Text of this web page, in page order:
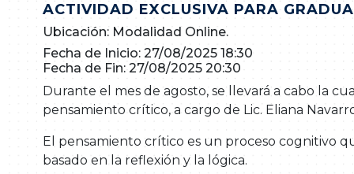
ACTIVIDAD EXCLUSIVA PARA
Ubicación: Modalidad Online.
Fecha de Inicio: 27/08/2025 18:30
Fecha de Fin: 27/08/2025 20:30
Durante el mes de agosto, se llevará a cabo la
pensamiento crítico, a cargo de Lic. Eliana
El pensamiento crítico es un proceso cognitivo
basado en la reflexión y la lógica.